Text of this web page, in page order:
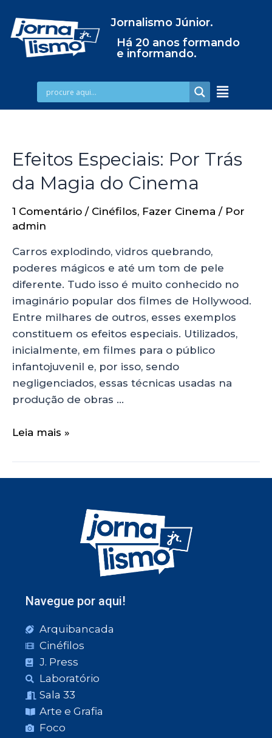
Jornalismo Júnior.
Há 20 anos formando
e informando.
Efeitos Especiais: Por Trás
da Magia do Cinema
1 Comentário / Cinéfilos, Fazer Cinema / Por
admin
Carros explodindo, vidros quebrando,
poderes mágicos e até um tom de pele
diferente. Tudo isso é muito conhecido no
imaginário popular dos filmes de Hollywood.
Entre milhares de outros, esses exemplos
constituem os efeitos especiais. Utilizados,
inicialmente, em filmes para o público
infantojuvenil e, por isso, sendo
negligenciados, essas técnicas usadas na
produção de obras …
Leia mais »
Navegue por aqui!
Arquibancada
Cinéfilos
J. Press
Laboratório
Sala 33
Arte e Grafia
Foco